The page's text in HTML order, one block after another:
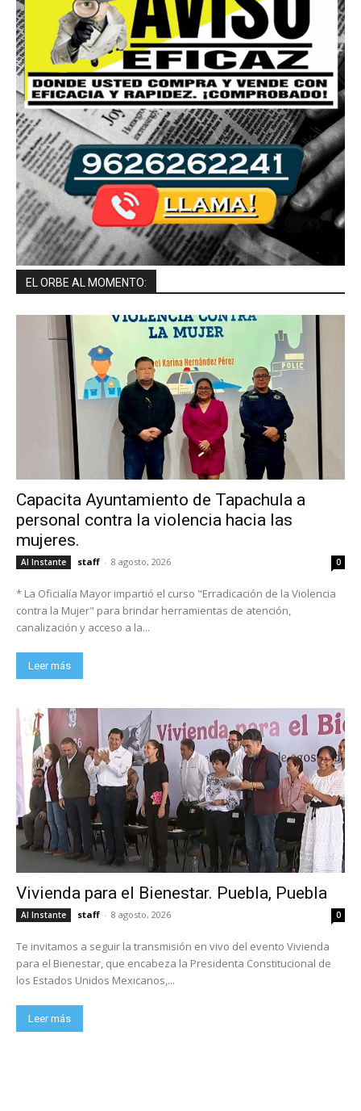
EL ORBE AL MOMENTO:
Capacita Ayuntamiento de Tapachula a
personal contra la violencia hacia las
mujeres.
Al Instante staff - 8 agosto, 2026 0
* La Oficialía Mayor impartió el curso "Erradicación de la Violencia
contra la Mujer" para brindar herramientas de atención,
canalización y acceso a la...
Leer más
Vivienda para el Bienestar. Puebla, Puebla
Al Instante staff - 8 agosto, 2026 0
Te invitamos a seguir la transmisión en vivo del evento Vivienda
para el Bienestar, que encabeza la Presidenta Constitucional de
los Estados Unidos Mexicanos,...
Leer más